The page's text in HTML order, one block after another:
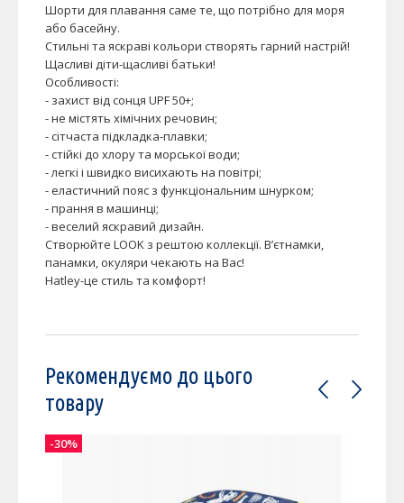
Шорти для плавання саме те, що потрібно для моря
або басейну.
Стильні та яскраві кольори створять гарний настрій!
Щасливі діти-щасливі батьки!
Особливості:
- захист від сонця UPF 50+;
- не містять хімічних речовин;
- сітчаста підкладка-плавки;
- стійкі до хлору та морської води;
- легкі і швидко висихають на повітрі;
- еластичний пояс з функціональним шнурком;
- прання в машинці;
- веселий яскравий дизайн.
Створюйте LOOK з рештою коллекції. В’єтнамки,
панамки, окуляри чекають на Вас!
Hatley-це стиль та комфорт!
Рекомендуємо до цього
товару
-30%